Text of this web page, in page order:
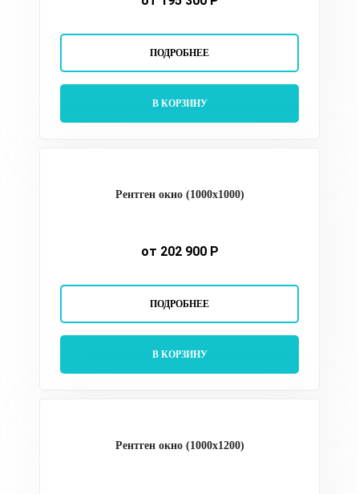
ПОДРОБНЕЕ
В КОРЗИНУ
Рентген окно (1000х1000)
от 202 900 Р
ПОДРОБНЕЕ
В КОРЗИНУ
Рентген окно (1000х1200)